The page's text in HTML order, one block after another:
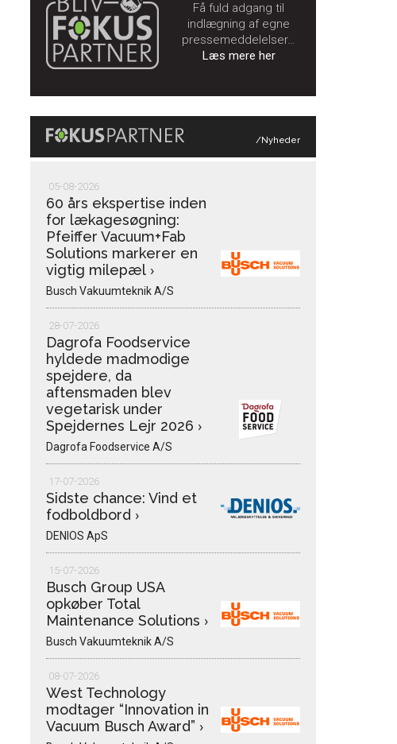
Få fuld adgang til
indlægning af egne
pressemeddelelser…
Læs mere her
/Nyheder
05-08-2026
60 års ekspertise inden
for lækagesøgning:
Pfeiffer Vacuum+Fab
Solutions markerer en
vigtig milepæl ›
Busch Vakuumteknik A/S
28-07-2026
Dagrofa Foodservice
hyldede madmodige
spejdere, da
aftensmaden blev
vegetarisk under
Spejdernes Lejr 2026 ›
Dagrofa Foodservice A/S
17-07-2026
Sidste chance: Vind et
fodboldbord ›
DENIOS ApS
15-07-2026
Busch Group USA
opkøber Total
Maintenance Solutions ›
Busch Vakuumteknik A/S
08-07-2026
West Technology
modtager “Innovation in
Vacuum Busch Award” ›